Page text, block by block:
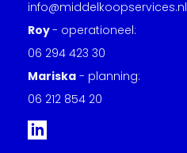
info@middelkoopservices.nl
Roy- operationeel:
06 294 423 30
Mariska - planning:
06 212 854 20